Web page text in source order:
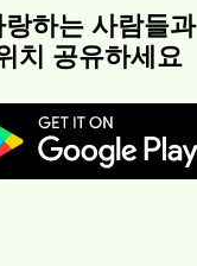
랑하는 사람들과
치 공유하세요